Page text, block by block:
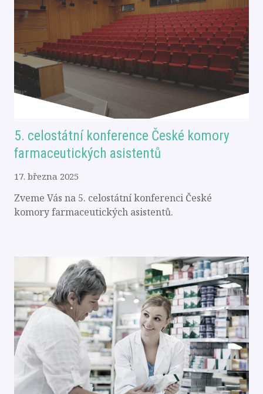
5. celostátní konference České komory
farmaceutických asistentů
17. března 2025
Zveme Vás na 5. celostátní konferenci České
komory farmaceutických asistentů.